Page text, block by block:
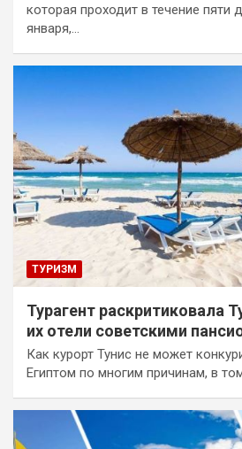
которая проходит в течение пяти
января,…
ТУРИЗМ
Турагент раскритиковала
их отели советскими
Как курорт Тунис не может
Египтом по многим причинам, в